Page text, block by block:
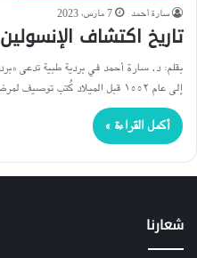
سارة أحمد 7 مارس، 2023
تاريخ اكتشاف الإنسولين
إلى عام ١٥٥٢ قبل الميلاد كُتب توصيف لمرض السكر بأعراضه المعروفة…
أكمل القراءة »
شعارنا